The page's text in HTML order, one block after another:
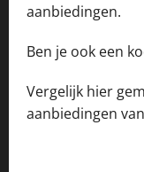
aanbiedingen.
Ben je ook een
Vergelijk hier
aanbiedingen